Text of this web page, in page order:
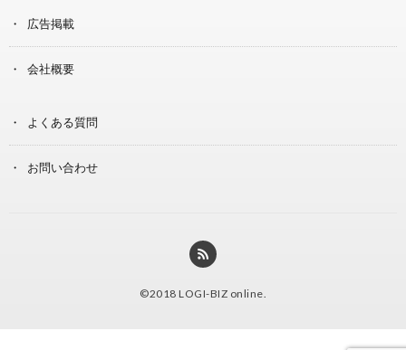
広告掲載
会社概要
よくある質問
お問い合わせ
©2018 LOGI-BIZ online